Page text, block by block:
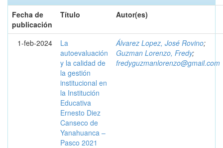
Fecha de
publicación
Título Autor(es)
1-feb-2024
La
autoevaluación
y la calidad de
la gestión
institucional en
la Institución
Educativa
Ernesto Diez
Canseco de
Yanahuanca –
Pasco 2021
Álvarez Lopez, José Rovino;
Guzman Lorenzo, Fredy;
fredyguzmanlorenzo@gmail.com